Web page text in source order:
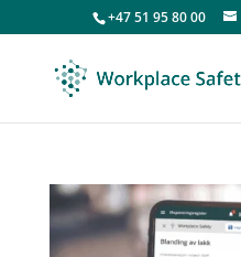
+47 51 95 80 00